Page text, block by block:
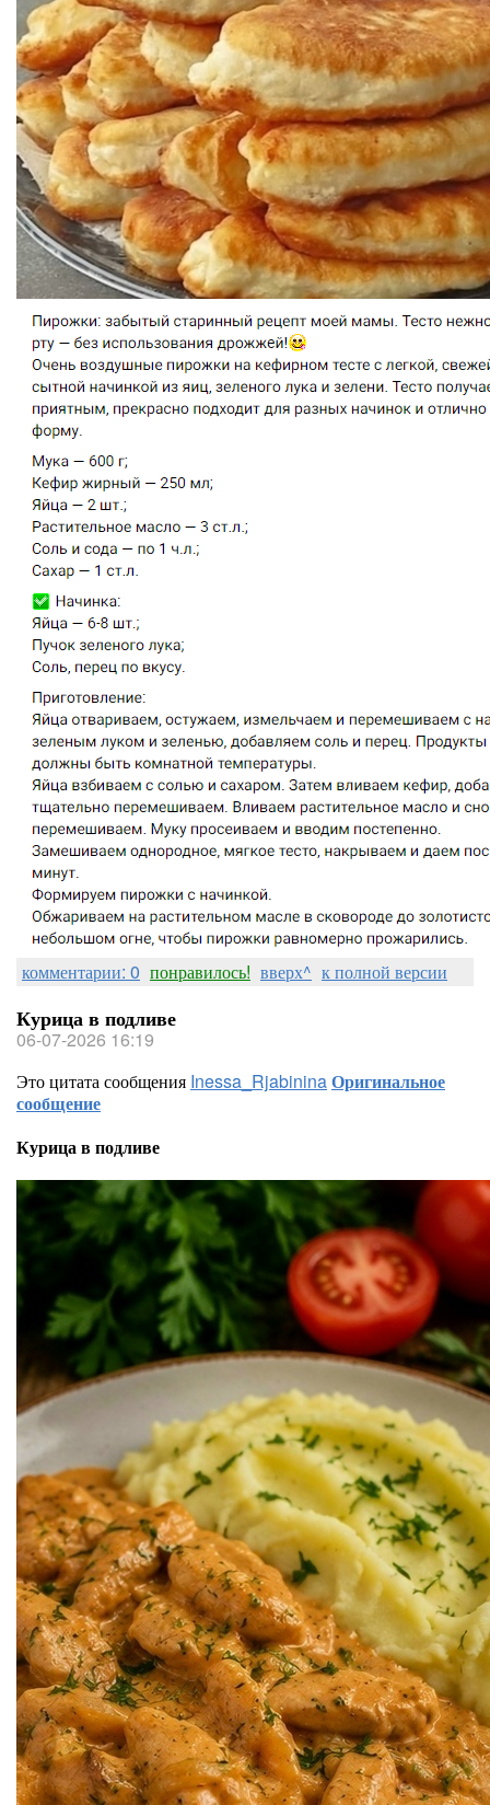
комментарии: 0 понравилось! вверх^ к полной версии
Курица в подливе
06-07-2026 16:19
Это цитата сообщения Inessa_RjabininaОригинальное
сообщение
Курица в подливе